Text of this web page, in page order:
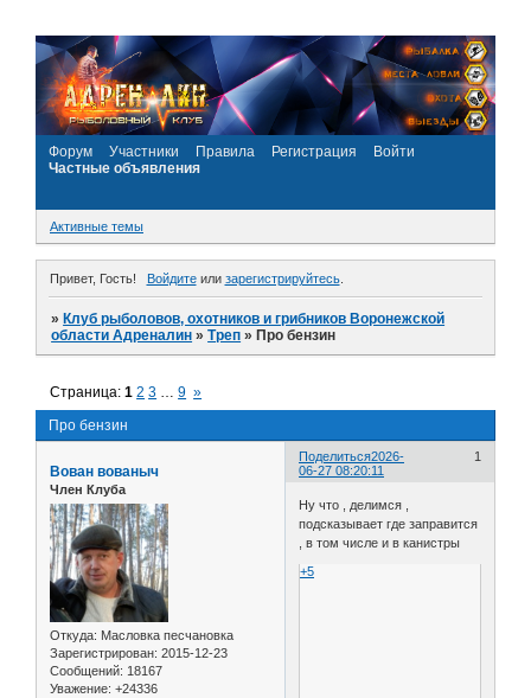
Форум Участники Правила Регистрация
Войти
Частные объявления
Активные темы
Привет, Гость! Войдитеили зарегистрируйтесь.
»Клуб рыболовов, охотников и грибников Воронежской
области Адреналин »Треп »Про бензин
Про бензин
Страница:1 2 3 … 9 »
Поделиться 1
2026-
06-27 08:20:11
Вован вованыч
Член Клуба
Откуда: Масловка песчановка
Зарегистрирован: 2015-12-23
Сообщений: 18167
Уважение: +24336
Ну что , делимся ,
подсказывает где заправится
, в том числе и в канистры
+5